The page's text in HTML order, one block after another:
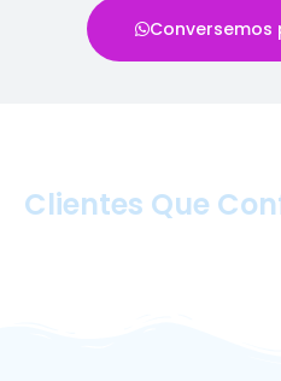
Conversemos
Clientes Que